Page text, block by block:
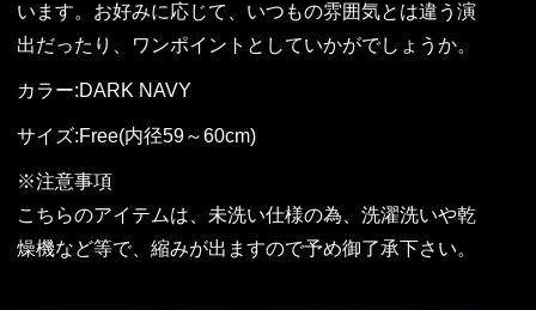
います。お好みに応じて、いつもの雰囲気とは違う演
出だったり、ワンポイントとしていかがでしょうか。
カラー:DARK NAVY
サイズ:Free(内径59～60cm)
※注意事項
こちらのアイテムは、未洗い仕様の為、洗濯洗いや乾
燥機など等で、縮みが出ますので予め御了承下さい。